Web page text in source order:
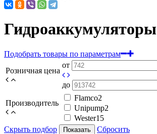
Гидроаккумуляторы
Подобрать товары по параметрам
Розничная цена
от
до
Производитель
Flamco2
Unipump2
Wester15
Скрыть подбор
Показать
Сбросить